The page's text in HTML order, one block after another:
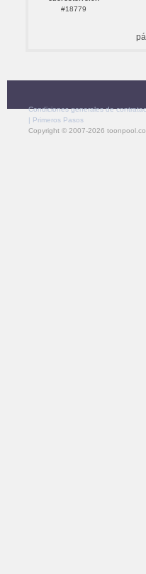
#18779
Condiciones generales de
| Primeros Pasos
Copyright © 2007-2026